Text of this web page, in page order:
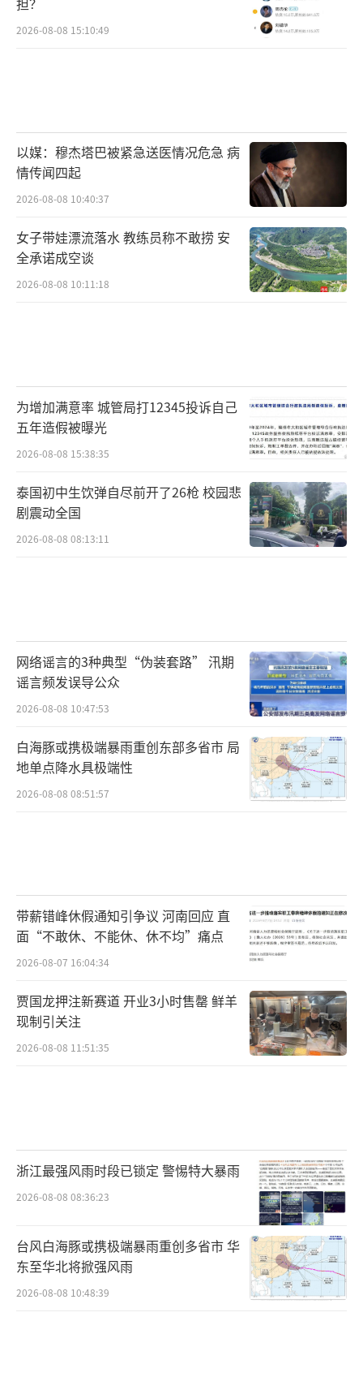
2026-08-08 15:10:49
以媒：穆杰塔巴被紧急送医情况危急 病
情传闻四起
2026-08-08 10:40:37
女子带娃漂流落水 教练员称不敢捞 安
全承诺成空谈
2026-08-08 10:11:18
为增加满意率 城管局打12345投诉自己
五年造假被曝光
2026-08-08 15:38:35
泰国初中生饮弹自尽前开了26枪 校园悲
剧震动全国
2026-08-08 08:13:11
网络谣言的3种典型“伪装套路” 汛期
谣言频发误导公众
2026-08-08 10:47:53
白海豚或携极端暴雨重创东部多省市 局
地单点降水具极端性
2026-08-08 08:51:57
带薪错峰休假通知引争议 河南回应 直
面“不敢休、不能休、休不均”痛点
2026-08-07 16:04:34
贾国龙押注新赛道 开业3小时售罄 鲜羊
现制引关注
2026-08-08 11:51:35
浙江最强风雨时段已锁定 警惕特大暴雨
2026-08-08 08:36:23
台风白海豚或携极端暴雨重创多省市 华
东至华北将掀强风雨
2026-08-08 10:48:39